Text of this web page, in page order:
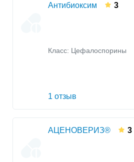
Антибиоксим 3
Класс: Цефалоспорины
1 отзыв
АЦЕНОВЕРИЗ® 3